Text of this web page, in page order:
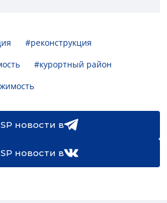
#реконструкция
#курортный район
новости в
новости в